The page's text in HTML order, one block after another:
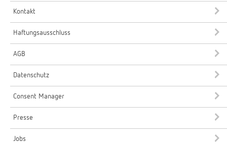
Kontakt
Haftungsausschluss
AGB
Datenschutz
Consent Manager
Presse
Jobs